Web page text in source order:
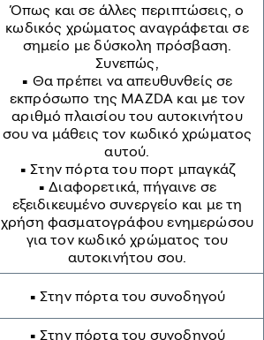
Όπως και σε άλλες περιπτώσεις, ο
κωδικός χρώματος αναγράφεται σε
σημείο με δύσκολη πρόσβαση.
Συνεπώς,
• Θα πρέπει να απευθυνθείς σε
εκπρόσωπο της MAZDA και με τον
αριθμό πλαισίου του αυτοκινήτου
σου να μάθεις τον κωδικό χρώματος
αυτού.
• Στην πόρτα του πορτ μπαγκάζ
• Διαφορετικά, πήγαινε σε
εξειδικευμένο συνεργείο και με τη
χρήση φασματογράφου ενημερώσου
για τον κωδικό χρώματος του
αυτοκινήτου σου.
• Στην πόρτα του συνοδηγού
• Στην πόρτα του συνοδηγού